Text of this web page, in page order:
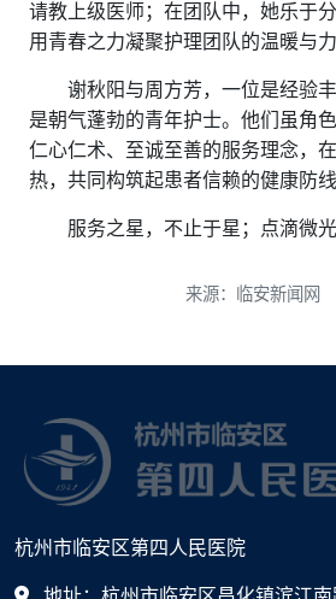
请教上级医师；在团队中，她乐于
用青春之力凝聚护理团队的温暖与力
谢秋阳与周方芳，一位是经验
是朝气蓬勃的青年护士。他们虽角
仁心仁术、至诚至善的服务理念，
热，共同构筑起患者信赖的健康防线
服务之星，不止于星；点滴微
来源：临安新闻
杭州市临安区第四人民医院